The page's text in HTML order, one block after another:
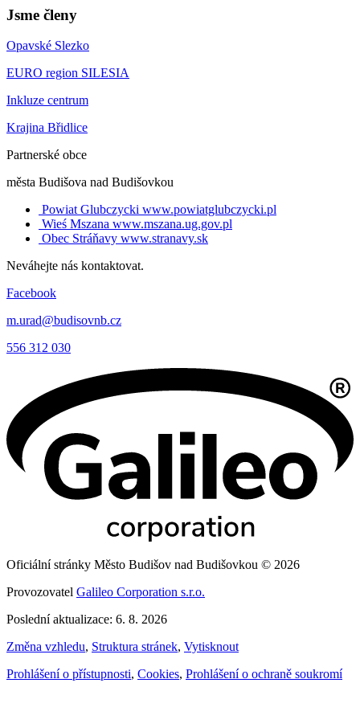
Jsme členy
Opavské Slezko
EURO region SILESIA
Inkluze centrum
Krajina Břidlice
Partnerské obce
města Budišova nad Budišovkou
Powiat Glubczycki www.powiatglubczycki.pl
Wieś Mszana www.mszana.ug.gov.pl
Obec Stráňavy www.stranavy.sk
Neváhejte nás kontaktovat.
Facebook
m.urad@budisovnb.cz
556 312 030
Oficiální stránky Město Budišov nad Budišovkou © 2026
Provozovatel Galileo Corporation s.r.o.
Poslední aktualizace: 6. 8. 2026
Změna vzhledu, Struktura stránek, Vytisknout
Prohlášení o přístupnosti, Cookies, Prohlášení o ochraně soukromí